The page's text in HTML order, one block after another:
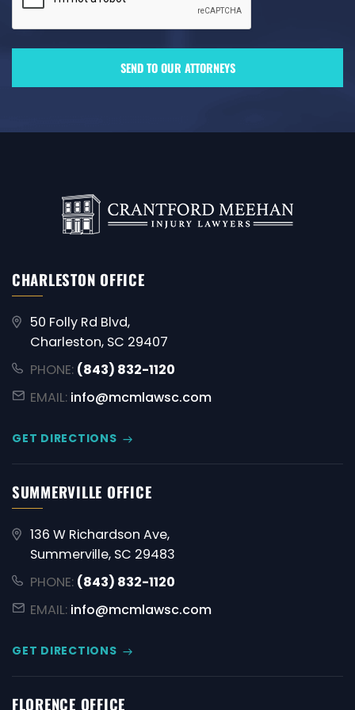
CHARLESTON OFFICE
50 Folly Rd Blvd,
Charleston, SC 29407
PHONE: (843) 832-1120
EMAIL: info@mcmlawsc.com
GET DIRECTIONS
SUMMERVILLE OFFICE
136 W Richardson Ave,
Summerville, SC 29483
PHONE: (843) 832-1120
EMAIL: info@mcmlawsc.com
GET DIRECTIONS
FLORENCE OFFICE